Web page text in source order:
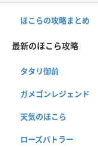
ほこらの攻略まとめ
最新のほこら攻略
タタリ御前
ガメゴンレジェンド
天気のほこら
ローズバトラー